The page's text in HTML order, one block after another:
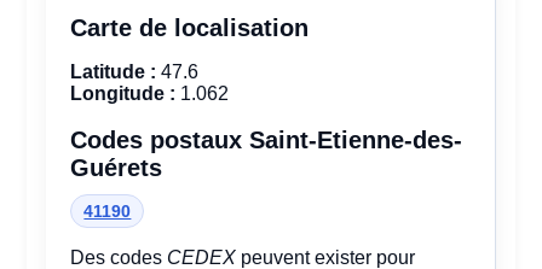
Carte de localisation
Latitude : 47.6
Longitude : 1.062
Codes postaux Saint-Etienne-des-
Guérets
41190
Des codes CEDEX peuvent exister pour